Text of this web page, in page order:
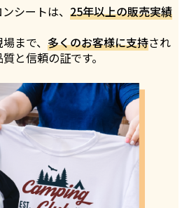
シートは、25年以上の販売実績
まで、多くのお客様に支持され
と信頼の証です。